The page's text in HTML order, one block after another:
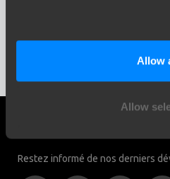
Allow
Allow
Restez informé de nos derniers